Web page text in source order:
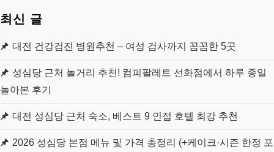
최신 글
대전 건강검진 병원추천 – 여성 검사까지 꼼꼼한 5곳
성심당 근처 놀거리 추천! 컴피팔레트 선화점에서 하루 종일
놀아본 후기
대전 성심당 근처 숙소, 베스트 9 인접 호텔 최강 추천
2026 성심당 본점 메뉴 및 가격 총정리 (+케이크·시즌 한정 포